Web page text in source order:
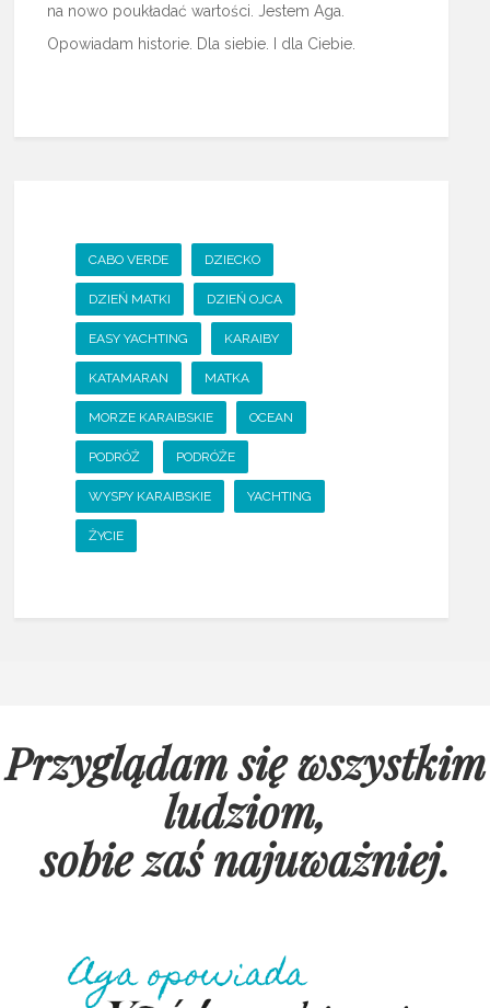
na nowo poukładać wartości. Jestem Aga.
Opowiadam historie. Dla siebie. I dla Ciebie.
CABO VERDE DZIECKO
DZIEŃ MATKI DZIEŃ OJCA
EASY YACHTING KARAIBY
KATAMARAN MATKA
MORZE KARAIBSKIE OCEAN
PODRÓŻ PODRÓŻE
WYSPY KARAIBSKIE YACHTING
ŻYCIE
Przyglądam się wszystkim
ludziom,
sobie zaś najuważniej.